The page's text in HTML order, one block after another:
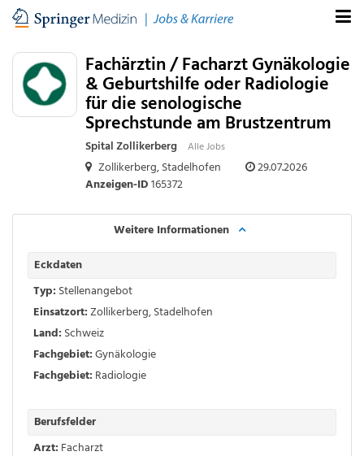
Fachärztin / Facharzt Gynäkologie
& Geburtshilfe oder Radiologie
für die senologische
Sprechstunde am Brustzentrum
Spital Zollikerberg Alle Jobs
Zollikerberg,Stadelhofen
29.07.2026
Anzeigen-ID165372
Weitere Informationen
Eckdaten
Typ: Stellenangebot
Einsatzort:Zollikerberg,Stadelhofen
Land: Schweiz
Fachgebiet:Gynäkologie
Fachgebiet: Radiologie
Berufsfelder
Arzt: Facharzt